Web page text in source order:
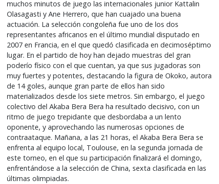
muchos minutos de juego las internacionales junior Kattalin
Olasagasti y Ane Herrero, que han cuajado una buena
actuación. La selección congoleña fue uno de los dos
representantes africanos en el último mundial disputado en
2007 en Francia, en el que quedó clasificada en decimoséptimo
lugar. En el partido de hoy han dejado muestras del gran
poderío físico con el que cuentan, ya que sus jugadoras son
muy fuertes y potentes, destacando la figura de Okoko, autora
de 14 goles, aunque gran parte de ellos han sido
materializados desde los siete metros. Sin embargo, el juego
colectivo del Akaba Bera Bera ha resultado decisivo, con un
ritmo de juego trepidante que desbordaba a un lento
oponente, y aprovechando las numerosas opciones de
contraataque. Mañana, a las 21 horas, el Akaba Bera Bera se
enfrenta al equipo local, Toulouse, en la segunda jornada de
este torneo, en el que su participación finalizará el domingo,
enfrentándose a la selección de China, sexta clasificada en las
últimas olimpiadas.